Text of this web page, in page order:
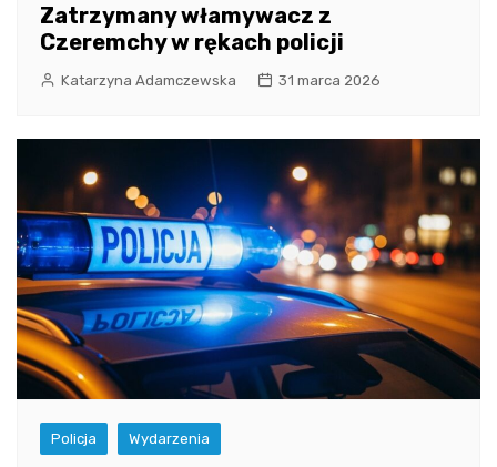
Zatrzymany włamywacz z
Czeremchy w rękach policji
Katarzyna Adamczewska 31 marca 2026
Policja Wydarzenia